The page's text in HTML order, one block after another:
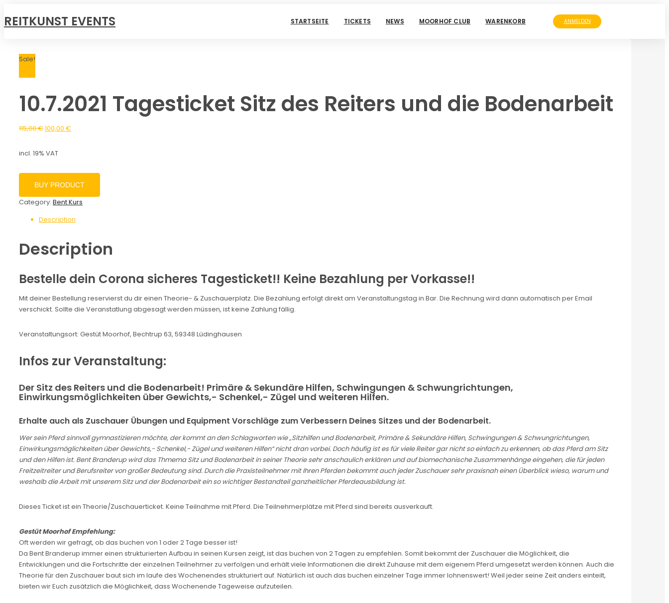
REITKUNST EVENTS STARTSEITE TICKETS NEWS MOORHOF CLUB WARENKORB ANMELDEN
Sale!
10.7.2021 Tagesticket Sitz des Reiters und die Bodenarbeit
115,00€100,00 €
incl. 19% VAT
BUY PRODUCT
Category: Bent Kurs
Description
Description
Bestelle dein Corona sicheres Tagesticket!! Keine Bezahlung per Vorkasse!!
Mit deiner Bestellung reservierst du dir einen Theorie- & Zuschauerplatz. Die Bezahlung erfolgt direkt am Veranstaltungstag in Bar. Die Rechnung wird dann automatisch per Email
verschickt. Sollte die Veranstatlung abgesagt werden müssen, ist keine Zahlung fällig.
Veranstaltungsort: Gestüt Moorhof, Bechtrup 63, 59348 Lüdinghausen
Infos zur Veranstaltung:
Der Sitz des Reiters und die Bodenarbeit! Primäre & Sekundäre Hilfen, Schwingungen & Schwungrichtungen,
Einwirkungsmöglichkeiten über Gewichts,- Schenkel,- Zügel und weiteren Hilfen.
Erhalte auch als Zuschauer Übungen und Equipment Vorschläge zum Verbessern Deines Sitzes und der Bodenarbeit.
Wer sein Pferd sinnvoll gymnastizieren möchte, der kommt an den Schlagworten wie „Sitzhilfen und Bodenarbeit, Primäre & Sekundäre Hilfen, Schwingungen & Schwungrichtungen,
Einwirkungsmöglichkeiten über Gewichts,- Schenkel,- Zügel und weiteren Hilfen“ nicht dran vorbei. Doch häufig ist es für viele Reiter gar nicht so einfach zu erkennen, ob das Pferd am Sitz
und den Hilfen ist. Bent Branderup wird das Thmema Sitz und Bodenarbeit in seiner Theorie sehr anschaulich erklären und auf biomechanische Zusammenhänge eingehen, die für jeden
Freitzeitreiter und Berufsreiter von großer Bedeutung sind. Durch die Praxisteilnehmer mit Ihren Pferden bekommt auch jeder Zuschauer sehr praxisnah einen Überblick wieso, warum und
weshalb die Arbeit mit unserem Sitz und der Bodenarbeit ein so wichtiger Bestandteil ganzheitlicher Pferdeausbildung ist.
Dieses Ticket ist ein Theorie/Zuschauerticket. Keine Teilnahme mit Pferd. Die Teilnehmerplätze mit Pferd sind bereits ausverkauft.
Gestüt Moorhof Empfehlung:
Oft werden wir gefragt, ob das buchen von 1 oder 2 Tage besser ist!
Da Bent Branderup immer einen strukturierten Aufbau in seinen Kursen zeigt, ist das buchen von 2 Tagen zu empfehlen. Somit bekommt der Zuschauer die Möglichkeit, die
Entwicklungen und die Fortschritte der einzelnen Teilnehmer zu verfolgen und erhält viele Informationen die direkt Zuhause mit dem eigenem Pferd umgesetzt werden können. Auch die
Theorie für den Zuschauer baut sich im laufe des Wochenendes strukturiert auf. Natürlich ist auch das buchen einzelner Tage immer lohnenswert! Weil jeder seine Zeit anders einteilt,
bieten wir Euch zusätzlich die Möglichkeit, dass Wochenende Tageweise aufzuteilen.